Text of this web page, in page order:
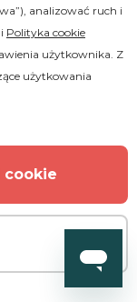
analizować ruch i
Polityka cookie
użytkownika. Z
użytkowania